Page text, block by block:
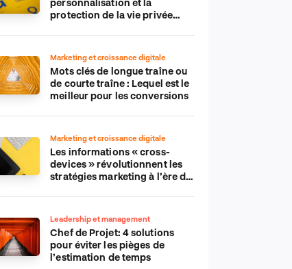
protection de la vie privée
Marketing et croissance digitale
Mots clés de longue traîne ou
de courte traîne : Lequel est le
meilleur pour les conversions
Marketing et croissance digitale
Les informations « cross-
devices » révolutionnent les
stratégies marketing à l’ère du
Leadership et management
Chef de Projet: 4 solutions
pour éviter les pièges de
l’estimation de temps